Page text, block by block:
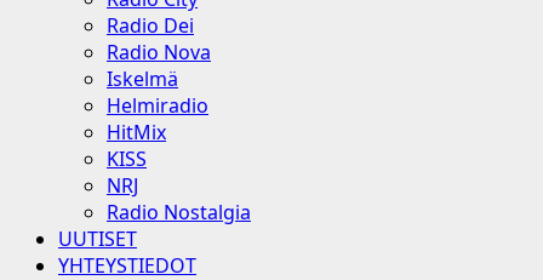
Radio Dei
Radio Nova
Iskelmä
Helmiradio
HitMix
KISS
NRJ
Radio Nostalgia
UUTISET
YHTEYSTIEDOT